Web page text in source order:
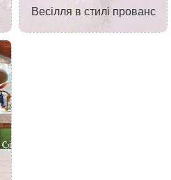
Весілля в стилі прованс